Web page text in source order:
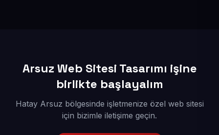
Arsuz Web Sitesi Tasarımı işine
birlikte başlayalım
Hatay Arsuz bölgesinde işletmenize özel web sitesi
için bizimle iletişime geçin.